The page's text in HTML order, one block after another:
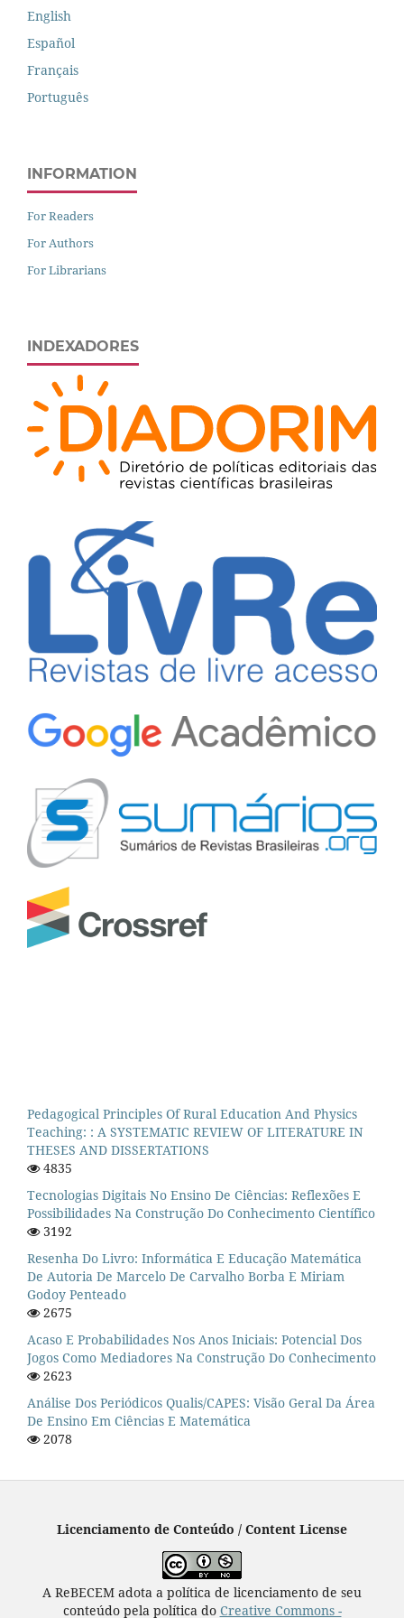
English
Español
Français
Português
INFORMATION
For Readers
For Authors
For Librarians
INDEXADORES
Pedagogical Principles Of Rural Education And Physics
Teaching: : A SYSTEMATIC REVIEW OF LITERATURE IN
THESES AND DISSERTATIONS
4835
Tecnologias Digitais No Ensino De Ciências: Reflexões E
Possibilidades Na Construção Do Conhecimento Científico
3192
Resenha Do Livro: Informática E Educação Matemática
De Autoria De Marcelo De Carvalho Borba E Miriam
Godoy Penteado
2675
Acaso E Probabilidades Nos Anos Iniciais: Potencial Dos
Jogos Como Mediadores Na Construção Do Conhecimento
2623
Análise Dos Periódicos Qualis/CAPES: Visão Geral Da Área
De Ensino Em Ciências E Matemática
2078
Licenciamento de Conteúdo / Content License
A ReBECEM adota a política de licenciamento de seu
conteúdo pela política do Creative Commons -